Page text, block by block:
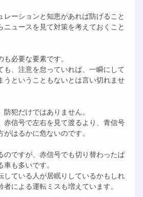
レーションと知恵があれば防げること
ニュースを見て対策を考えておくこと
必要な要素です。
も、注意を怠っていれば、一瞬にして
うということもないとは言い切れませ
犯だけではありません。
赤信号で左右を見て渡るより、青信号
はるかに危ないのです。
のですが、赤信号でも切り替わったば
も多いです。
している人が居眠りしているかもしれ
による運転ミスも増えています。